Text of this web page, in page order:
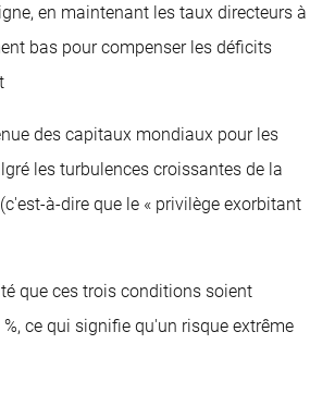
en maintenant les taux directeurs à
bas pour compenser les déficits
des capitaux mondiaux pour les
les turbulences croissantes de la
à-dire que le « privilège exorbitant
que ces trois conditions soient
ce qui signifie qu'un risque extrême